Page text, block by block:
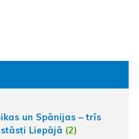
un Spānijas – trīs
Liepājā (2)